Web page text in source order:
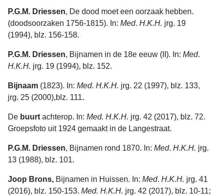
P.G.M. Driessen, De dood moet een oorzaak hebben.
(doodsoorzaken 1756-1815). In: Med. H.K.H. jrg. 19
(1994), blz. 156-158.
P.G.M. Driessen, Bijnamen in de 18e eeuw (II). In: Med.
H.K.H. jrg. 19 (1994), blz. 152.
Bijnaam (1823). In: Med. H.K.H. jrg. 22 (1997), blz. 133,
jrg. 25 (2000),blz. 111.
De buurt achterop. In: Med. H.K.H. jrg. 42 (2017), blz. 72.
Groepsfoto uit 1924 gemaakt in de Langestraat.
P.G.M. Driessen, Bijnamen rond 1870. In: Med. H.K.H. jrg.
13 (1988), blz. 101.
Joop Brons, Bijnamen in Huissen. In: Med. H.K.H. jrg. 41
(2016), blz. 150-153. Med. H.K.H. jrg. 42 (2017), blz. 10-11;